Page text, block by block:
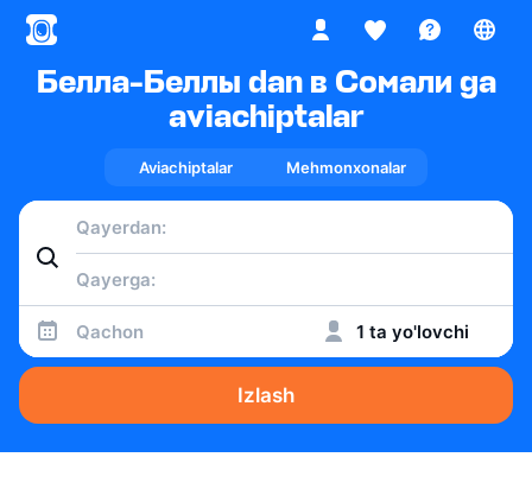
Белла-Беллы dan в Сомали ga
aviachiptalar
Aviachiptalar Mehmonxonalar
Qachon 1 ta yo'lovchi
Izlash